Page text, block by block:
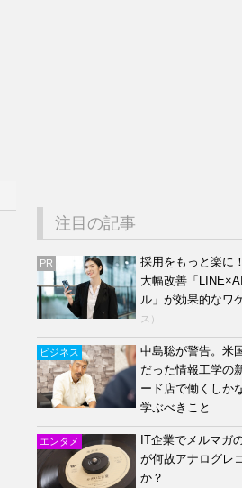
注目の記事
PR
採用をもっと楽に
大幅改善「
ル」が効果的なワ
ス）
ビジネス
中島聡が警告。米
だった情報工学の
ード店で働くしか
学ぶべきこと
エンタメ
IT企業でメルマガ
が何故アナログレ
か？